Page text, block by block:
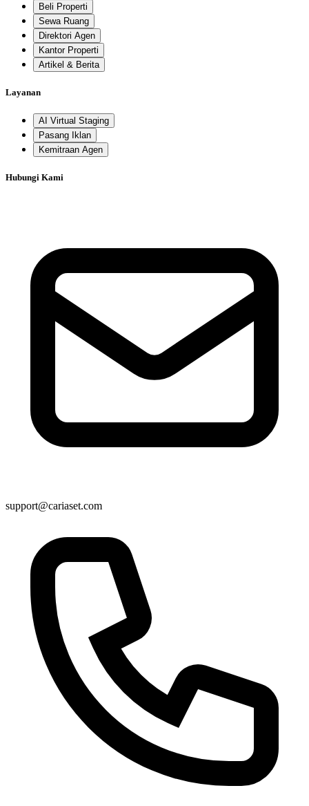
Beli Properti
Sewa Ruang
Direktori Agen
Kantor Properti
Artikel & Berita
Layanan
AI Virtual Staging
Pasang Iklan
Kemitraan Agen
Hubungi Kami
support@cariaset.com